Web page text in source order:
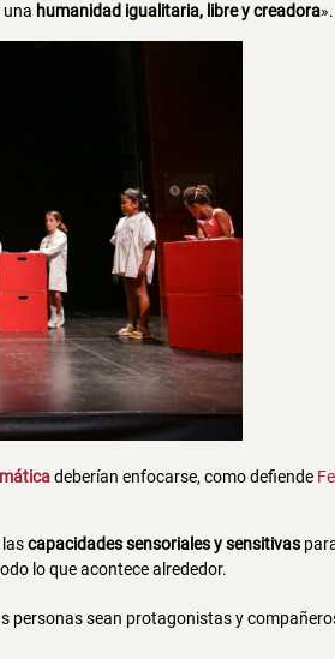
una humanidad igualitaria, libre y creadora».
deberían enfocarse, como defiende
lascapacidades sensoriales y sensitivas
lo que acontece alrededor.
personas sean protagonistas y